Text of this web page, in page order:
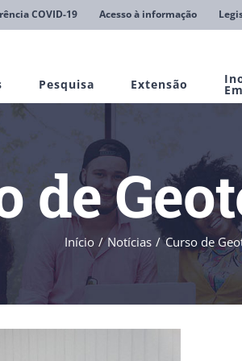
COVID-19 Acesso à informação
Pesquisa Extensão
de
Início Notícias Curso de